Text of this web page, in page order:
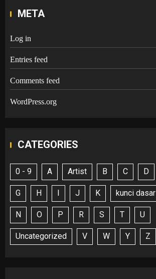
META
Log in
Entries feed
Comments feed
WordPress.org
CATEGORIES
0 - 9 A Artist B C D
G H I J K kunci dasar
N O P R S T U
Uncategorized V W Y Z